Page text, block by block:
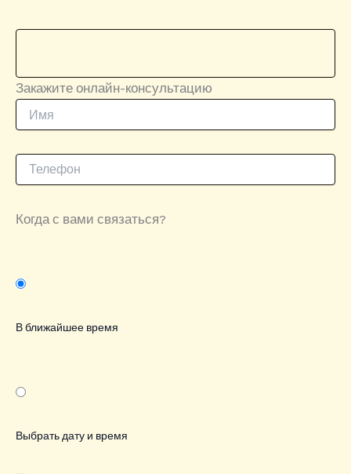
Закажите онлайн-консультацию
Когда с вами связаться?
В ближайшее время
Выбрать дату и время